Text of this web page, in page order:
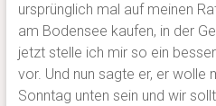
ursprünglich mal auf meinen
am Bodensee kaufen, in der
jetzt stelle ich mir so ein
vor. Und nun sagte er, er wolle
Sonntag unten sein und wir